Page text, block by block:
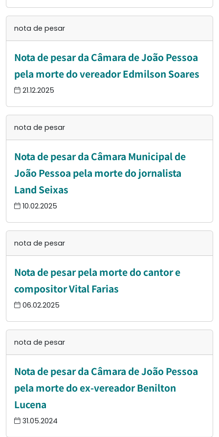
nota de pesar
Nota de pesar da Câmara de João Pessoa
pela morte do vereador Edmilson Soares
21.12.2025
nota de pesar
Nota de pesar da Câmara Municipal de
João Pessoa pela morte do jornalista
Land Seixas
10.02.2025
nota de pesar
Nota de pesar pela morte do cantor e
compositor Vital Farias
06.02.2025
nota de pesar
Nota de pesar da Câmara de João Pessoa
pela morte do ex-vereador Benilton
Lucena
31.05.2024